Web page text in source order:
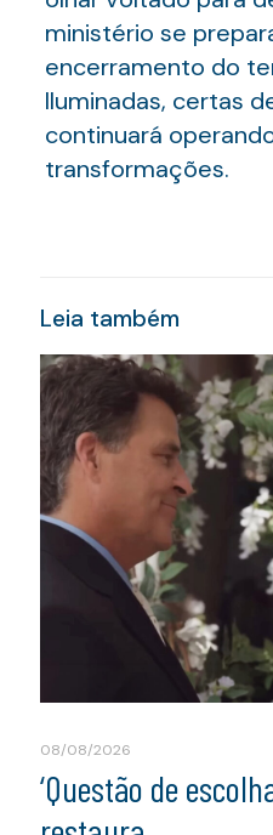
ministério se
encerramento do
Iluminadas, certas
continuará
transformações.
Leia também
08/08/2026
‘Questão de